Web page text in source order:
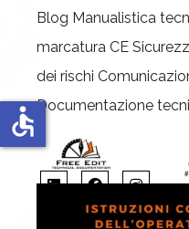
Blog Manualistica
marcatura CE
dei rischi
Documentazione
accessible